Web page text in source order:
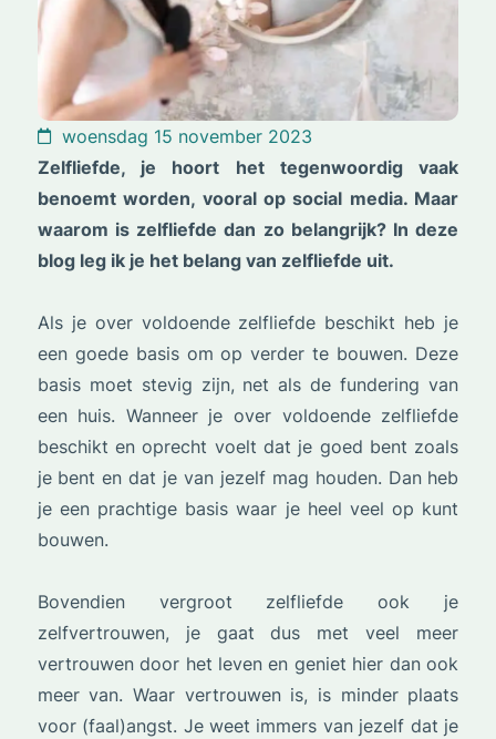
woensdag 15 november 2023
Zelfliefde, je hoort het tegenwoordig vaak
benoemt worden, vooral op social media. Maar
waarom is zelfliefde dan zo belangrijk? In deze
blog leg ik je het belang van zelfliefde uit.
Als je over voldoende zelfliefde beschikt heb je
een goede basis om op verder te bouwen. Deze
basis moet stevig zijn, net als de fundering van
een huis. Wanneer je over voldoende zelfliefde
beschikt en oprecht voelt dat je goed bent zoals
je bent en dat je van jezelf mag houden. Dan heb
je een prachtige basis waar je heel veel op kunt
bouwen.
Bovendien vergroot zelfliefde ook je
zelfvertrouwen, je gaat dus met veel meer
vertrouwen door het leven en geniet hier dan ook
meer van. Waar vertrouwen is, is minder plaats
voor (faal)angst. Je weet immers van jezelf dat je